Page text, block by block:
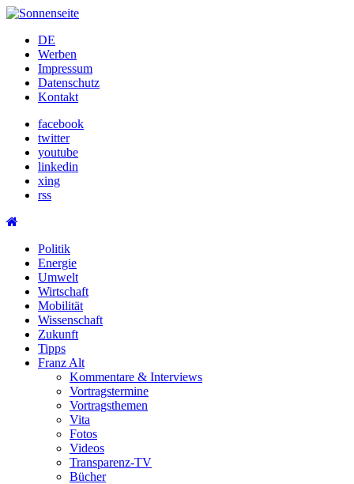
Skip
contentDE
Werben
Impressum
Datenschutz
Kontakt
facebook
twitter
youtube
linkedin
xing
rss
Politik
Energie
Umwelt
Wirtschaft
Mobilität
Wissenschaft
Zukunft
Tipps
Franz Alt
Kommentare & Interviews
Vortragstermine
Vortragsthemen
Vita
Fotos
Videos
Transparenz-TV
Bücher